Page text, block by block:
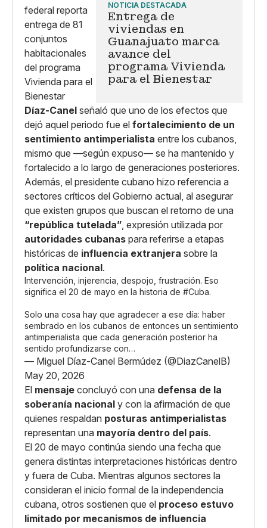
NOTICIA DESTACADA
Entrega de
viviendas en
Guanajuato marca
avance del
programa Vivienda
para el Bienestar
Díaz-Canel señaló que uno de los efectos que
dejó aquel periodo fue el fortalecimiento de un
sentimiento antimperialista entre los cubanos,
mismo que —según expuso— se ha mantenido y
fortalecido a lo largo de generaciones posteriores.
Además, el presidente cubano hizo referencia a
sectores críticos del Gobierno actual, al asegurar
que existen grupos que buscan el retorno de una
“república tutelada”, expresión utilizada por
autoridades cubanas para referirse a etapas
históricas de influencia extranjera sobre la
política nacional.
Intervención, injerencia, despojo, frustración. Eso
significa el 20 de mayo en la historia de #Cuba.
Solo una cosa hay que agradecer a ese día: haber
sembrado en los cubanos de entonces un sentimiento
antimperialista que cada generación posterior ha
sentido profundizarse con…
— Miguel Díaz-Canel Bermúdez (@DiazCanelB)
May 20, 2026
El mensaje concluyó con una defensa de la
soberanía nacional y con la afirmación de que
quienes respaldan posturas antimperialistas
representan una mayoría dentro del país.
El 20 de mayo continúa siendo una fecha que
genera distintas interpretaciones históricas dentro
y fuera de Cuba. Mientras algunos sectores la
consideran el inicio formal de la independencia
cubana, otros sostienen que el proceso estuvo
limitado por mecanismos de influencia